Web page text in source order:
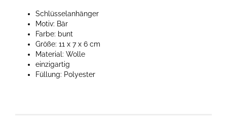
Schlüsselanhänger
Motiv: Bär
Farbe: bunt
Größe: 11 x 7 x 6 cm
Material: Wolle
einzigartig
Füllung: Polyester